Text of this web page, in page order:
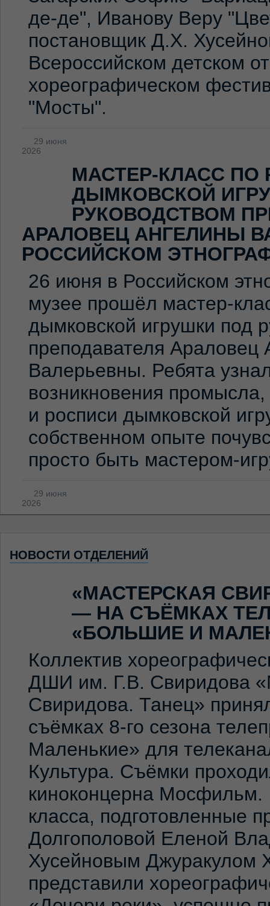
де-де", Иванову Веру
постановщик Д.Х.
Всероссийском детском
хореографическом
"Мосты".
29 июня
2026
МАСТЕР-КЛАСС ПО
ДЫМКОВСКОЙ
РУКОВОДСТВОМ
АРАЛОВЕЦ АНГЕЛИНЫ
РОССИЙСКОМ
26 июня в Российском
музее прошёл мастер-
дымковской игрушки под
преподавателя Араловец
Валерьевны. Ребята
возникновения
и росписи дымковской
собственном опыте
просто быть мастером-
29 июня
2026
НОВОСТИ ОТДЕЛЕНИЙ
«МАСТЕРСКАЯ
— НА СЪЁМКАХ
«БОЛЬШИЕ И
Коллектив
ДШИ им. Г.В. Свиридова
Свиридова. Танец»
съёмках 8-го сезона
Маленькие» для
Культура. Съёмки
киноконцерна Мосфильм.
класса, подготовленные
Долгополовой Еленой
Хусейновым Джуракулом
представили